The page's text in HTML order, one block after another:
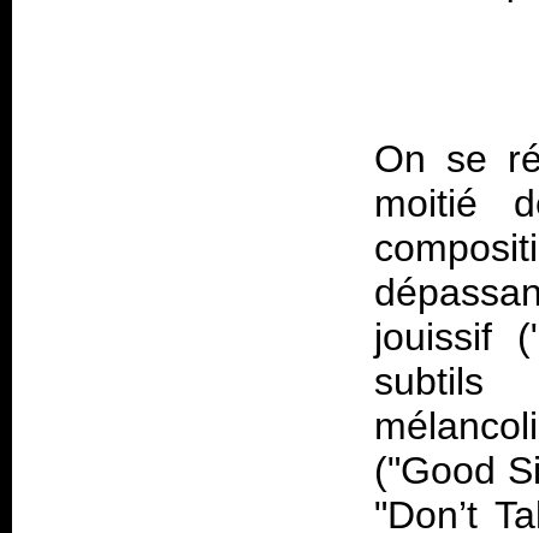
On se
moitié
jouissif
subtils
("Good
"Don’t